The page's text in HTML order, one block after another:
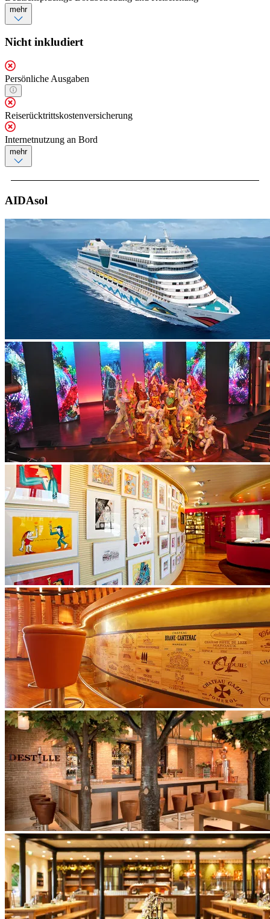
mehr
Nicht inkludiert
Persönliche Ausgaben
Reiserücktrittskostenversicherung
Internetnutzung an Bord
mehr
AIDAsol